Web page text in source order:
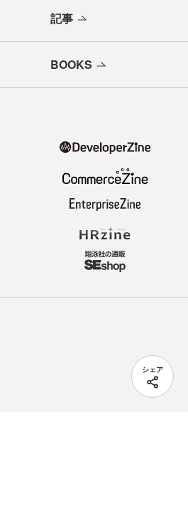
シェア
記事
BOOKS